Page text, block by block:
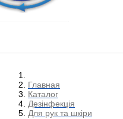
Главная
Каталог
Дезінфекція
Для рук та шкіри